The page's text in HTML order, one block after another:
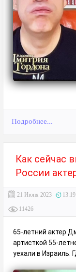
Подробнее...
Как сейчас
России
21 Июня 2023 13:19
11426
65-летний актер
артисткой 55-
уехали в Израиль.